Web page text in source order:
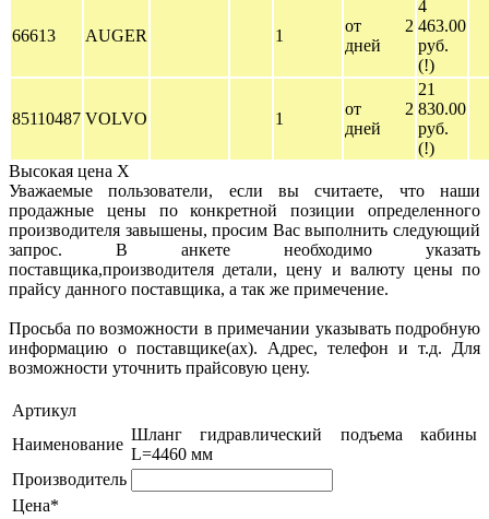
66613 AUGER 1
от 2
дней
4
463.00
руб.
(!)
85110487 VOLVO 1
от 2
дней
21
830.00
руб.
(!)
Высокая цена X
Уважаемые пользователи, если вы считаете, что наши
продажные цены по конкретной позиции определенного
производителя завышены, просим Вас выполнить следующий
запрос. В анкете необходимо указать
поставщика,производителя детали, цену и валюту цены по
прайсу данного поставщика, а так же примечение.
Просьба по возможности в примечании указывать подробную
информацию о поставщике(ах). Адрес, телефон и т.д. Для
возможности уточнить прайсовую цену.
Артикул
Наименование
Шланг гидравлический подъема кабины
L=4460 мм
Производитель
Цена*